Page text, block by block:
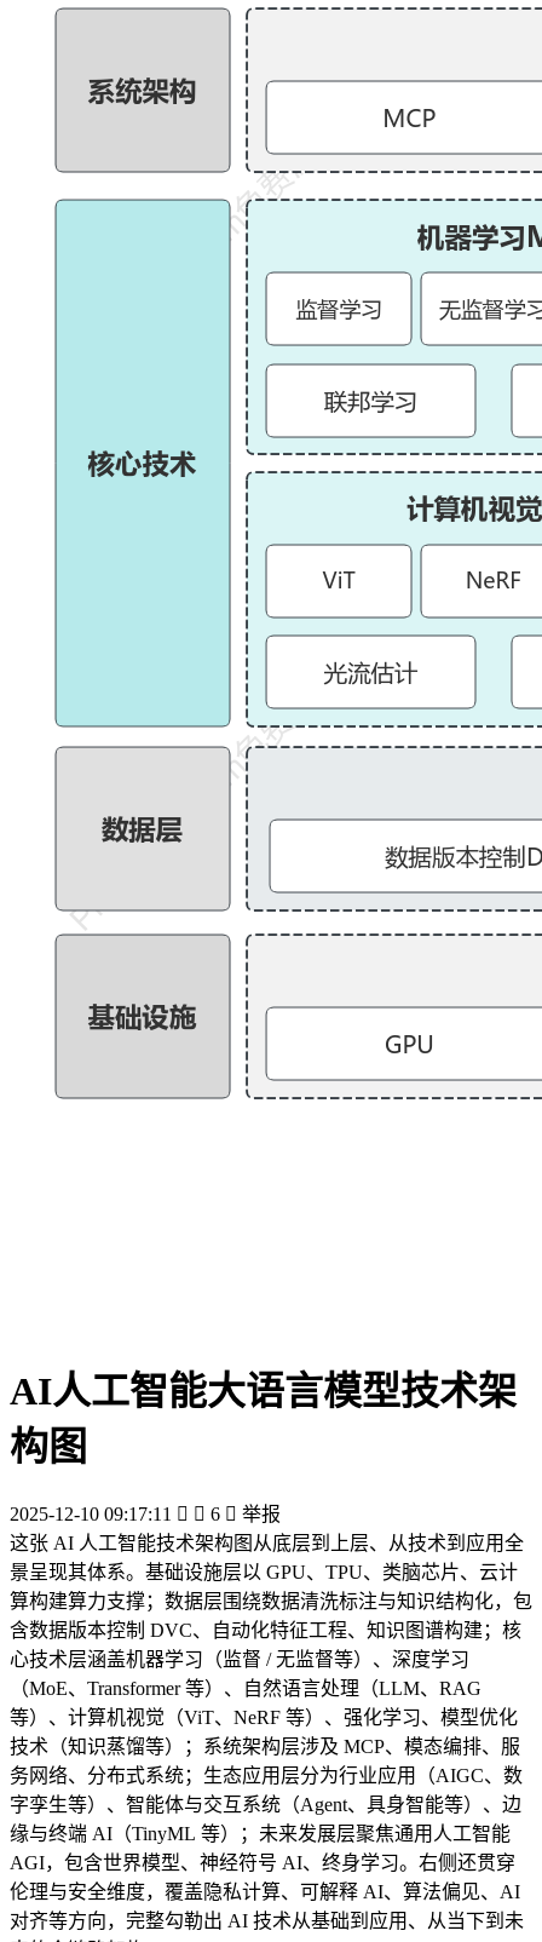
AI人工智能大语言模型技术架
构图
2025-12-10 09:17:11   6  举报
这张 AI 人工智能技术架构图从底层到上层、从技术到应用全
景呈现其体系。基础设施层以 GPU、TPU、类脑芯片、云计
算构建算力支撑；数据层围绕数据清洗标注与知识结构化，包
含数据版本控制 DVC、自动化特征工程、知识图谱构建；核
心技术层涵盖机器学习（监督 / 无监督等）、深度学习
（MoE、Transformer 等）、自然语言处理（LLM、RAG
等）、计算机视觉（ViT、NeRF 等）、强化学习、模型优化
技术（知识蒸馏等）；系统架构层涉及 MCP、模态编排、服
务网络、分布式系统；生态应用层分为行业应用（AIGC、数
字孪生等）、智能体与交互系统（Agent、具身智能等）、边
缘与终端 AI（TinyML 等）；未来发展层聚焦通用人工智能
AGI，包含世界模型、神经符号 AI、终身学习。右侧还贯穿
伦理与安全维度，覆盖隐私计算、可解释 AI、算法偏见、AI
对齐等方向，完整勾勒出 AI 技术从基础到应用、从当下到未